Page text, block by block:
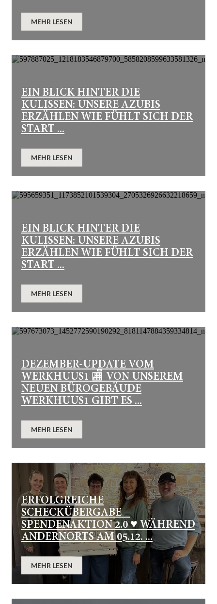
MEHR LESEN
EIN BLICK HINTER DIE
KULISSEN: UNSERE AZUBIS
ERZÄHLEN WIE FÜHLT SICH DER
START ...
MEHR LESEN
EIN BLICK HINTER DIE
KULISSEN: UNSERE AZUBIS
ERZÄHLEN WIE FÜHLT SICH DER
START ...
MEHR LESEN
DEZEMBER-UPDATE VOM
WERKHUUS1 🏬 VON UNSEREM
NEUEN BÜROGEBÄUDE
WERKHUUS1 GIBT ES ...
MEHR LESEN
ERFOLGREICHE
SCHECKÜBERGABE –
SPENDENAKTION 2.0 ♥️ WÄHREND
ANDERNORTS AM 05.12. ...
MEHR LESEN